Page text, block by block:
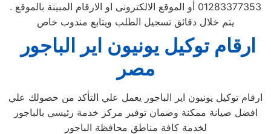
01283377353 أو الموقع الالكترونى او الارقام المبينة بالموقع .
يتم خلال دقائق تسجيل الطلب ويتابع مندوب خاص
مصر
ارقام توكيل يونيون اير الباجور يعمل علي التأكد من حصولك علي
افضل صيانة ممكنة وضمان توفير مركز خدمة رئيسي بالباجور
لخدمة كافة مناطق محافظة الباجور